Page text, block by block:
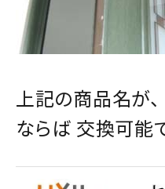
上記の商品名が、
ならば 交換可能